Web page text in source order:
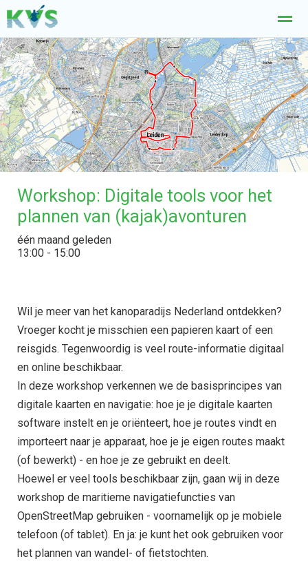
Welkom Kanocursus Lid worden Tochtverslagen
Nieuws Agenda Pagina's E-mail
Workshop: Digitale tools voor het
plannen van (kajak)avonturen
één maand geleden
13:00 - 15:00
Wil je meer van het kanoparadijs Nederland ontdekken?
Vroeger kocht je misschien een papieren kaart of een
reisgids. Tegenwoordig is veel route-informatie digitaal
en online beschikbaar.
In deze workshop verkennen we de basisprincipes van
digitale kaarten en navigatie: hoe je je digitale kaarten
software instelt en je oriënteert, hoe je routes vindt en
importeert naar je apparaat, hoe je je eigen routes maakt
(of bewerkt) - en hoe je ze gebruikt en deelt.
Hoewel er veel tools beschikbaar zijn, gaan wij in deze
workshop de maritieme navigatiefuncties van
OpenStreetMap gebruiken - voornamelijk op je mobiele
telefoon (of tablet). En ja: je kunt het ook gebruiken voor
het plannen van wandel- of fietstochten.